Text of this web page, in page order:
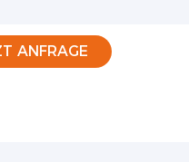
ANFRAGE